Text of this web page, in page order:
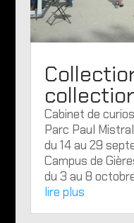
Cabinet de
Parc Paul
du 14 au 29
Campus de
du 3 au 8
lire plus